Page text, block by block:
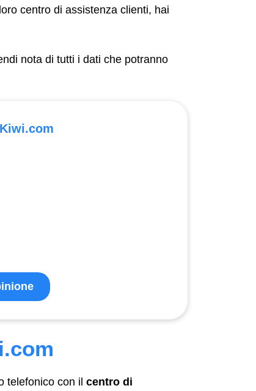
centro di assistenza clienti, hai
nota di tutti i dati che potranno
telefonico con il centro di